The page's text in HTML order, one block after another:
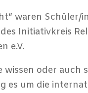
waren Schüler/
Initiativkreis
e.V.
oder auch
es um die